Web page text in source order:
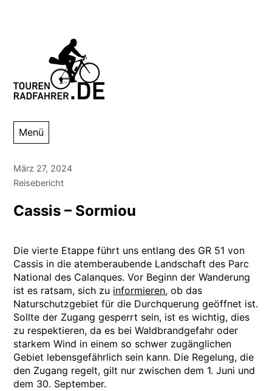
Tourenradfahrer
Danny Alexander Lettkemann
Menü
März 27, 2024
Reisebericht
Cassis – Sormiou
Die vierte Etappe führt uns entlang des GR 51 von
Cassis in die atemberaubende Landschaft des Parc
National des Calanques. Vor Beginn der Wanderung
ist es ratsam, sich zu informieren, ob das
Naturschutzgebiet für die Durchquerung geöffnet ist.
Sollte der Zugang gesperrt sein, ist es wichtig, dies
zu respektieren, da es bei Waldbrandgefahr oder
starkem Wind in einem so schwer zugänglichen
Gebiet lebensgefährlich sein kann. Die Regelung, die
den Zugang regelt, gilt nur zwischen dem 1. Juni und
dem 30. September.